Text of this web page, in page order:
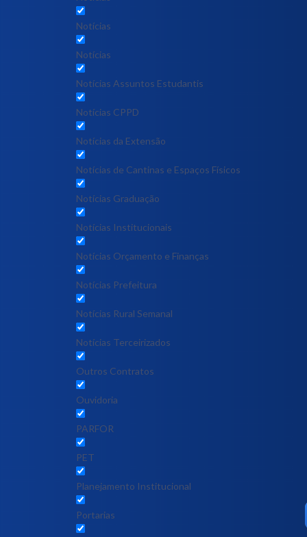
Notícias
Notícias
Notícias Assuntos Estudantis
Notícias CPPD
Notícias da Extensão
Notícias de Cantinas e Espaços Físicos
Notícias Graduação
Notícias Institucionais
Notícias Orçamento e Finanças
Notícias Prefeitura
Notícias Rural Semanal
Notícias Terceirizados
Outros Contratos
Ouvidoria
PARFOR
PET
Planejamento Institucional
Portarias